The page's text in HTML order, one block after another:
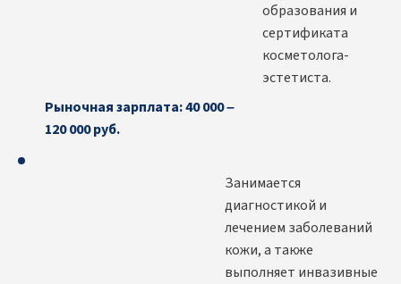
образования и
сертификата
косметолога-
эстетиста.
Рыночная зарплата: 40 000 –
120 000 руб.
Занимается
диагностикой и
лечением заболеваний
кожи, а также
выполняет инвазивные